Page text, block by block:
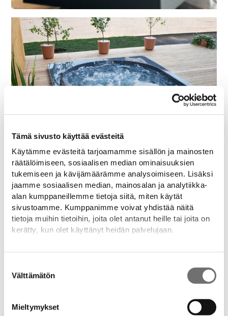
Tämä sivusto käyttää evästeitä
Käytämme evästeitä tarjoamamme sisällön ja mainosten
räätälöimiseen, sosiaalisen median ominaisuuksien
tukemiseen ja kävijämäärämme analysoimiseen. Lisäksi
jaamme sosiaalisen median, mainosalan ja analytiikka-
alan kumppaneillemme tietoja siitä, miten käytät
sivustoamme. Kumppanimme voivat yhdistää näitä
tietoja muihin tietoihin, joita olet antanut heille tai joita on
kerätty, kun olet käyttänyt heidän palvelujaan.
Lisätietoja:drop.fi/info/tietosuojaseloste/
valinta
Välttämätön
Mieltymykset